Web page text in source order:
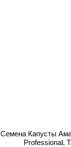
Семена Капусты
Professional,